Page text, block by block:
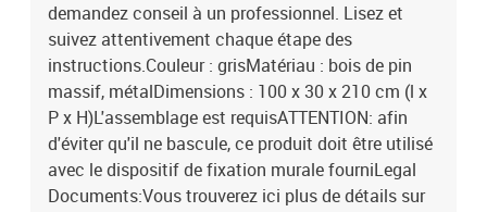
demandez conseil à un professionnel. Lisez et
suivez attentivement chaque étape des
instructions.Couleur : grisMatériau : bois de pin
massif, métalDimensions : 100 x 30 x 210 cm (l x
P x H)L'assemblage est requisATTENTION: afin
d'éviter qu'il ne bascule, ce produit doit être utilisé
avec le dispositif de fixation murale fourniLegal
Documents:Vous trouverez ici plus de détails sur